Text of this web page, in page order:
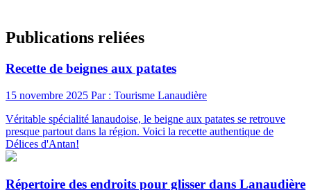
Publications reliées
Recette de beignes aux patates
15 novembre 2025 Par : Tourisme Lanaudière
Véritable spécialité lanaudoise, le beigne aux patates se retrouve
presque partout dans la région. Voici la recette authentique de
Délices d'Antan!
Répertoire des endroits pour glisser dans Lanaudière